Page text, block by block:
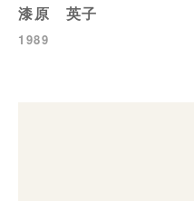
漆原 英子
1989